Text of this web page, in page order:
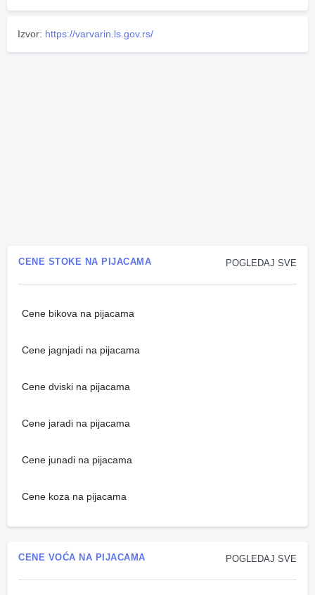
Izvor: https://varvarin.ls.gov.rs/
POGLEDAJ SVE
CENE STOKE NA PIJACAMA
Cene bikova na pijacama
Cene jagnjadi na pijacama
Cene dviski na pijacama
Cene jaradi na pijacama
Cene junadi na pijacama
Cene koza na pijacama
POGLEDAJ SVE
CENE VOĆA NA PIJACAMA